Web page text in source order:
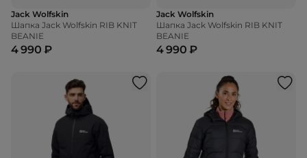
Jack Wolfskin
Шапка Jack Wolfskin RIB KNIT
BEANIE
4 990 ₽
Jack Wolfskin
Шапка Jack Wolfskin RIB KNIT
BEANIE
4 990 ₽